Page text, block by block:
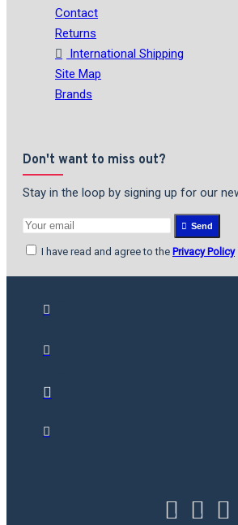
Contact
Returns
International Shipping
Site Map
Brands
Don't want to miss out?
Stay in the loop by signing up for our
Send
I have read and agree to the Privacy Policy